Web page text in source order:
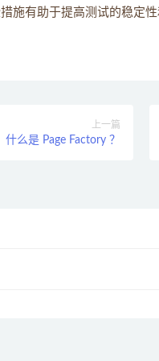
施有助于提高测试的稳定
上一篇
么是 Page Factory ？